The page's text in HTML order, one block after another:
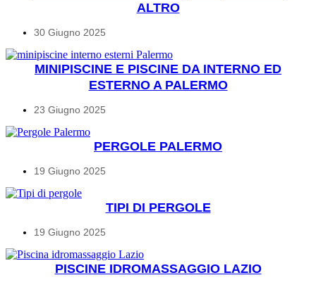
ALTRO
30 Giugno 2025
MINIPISCINE E PISCINE DA INTERNO ED
ESTERNO A PALERMO
23 Giugno 2025
PERGOLE PALERMO
19 Giugno 2025
TIPI DI PERGOLE
19 Giugno 2025
PISCINE IDROMASSAGGIO LAZIO